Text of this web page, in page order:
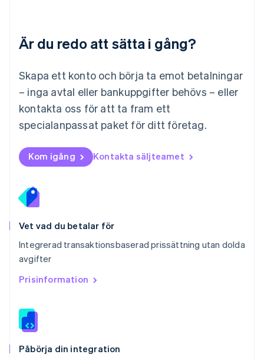
Är du redo att sätta i gång?
Skapa ett konto och börja ta emot betalningar
– inga avtal eller bankuppgifter behövs – eller
kontakta oss för att ta fram ett
specialanpassat paket för ditt företag.
Kom igång Kontakta säljteamet
Vet vad du betalar för
Integrerad transaktionsbaserad prissättning utan dolda
avgifter
Prisinformation
Påbörja din integration
Nederländerna
Norge
English
Nya Zeeland
English
English
Português English
Rumänien
Schweiz
Deutsch
English简体中文
English
Slovenien
English Italiano
Storbritannien
Sverige
SvenskaEnglish